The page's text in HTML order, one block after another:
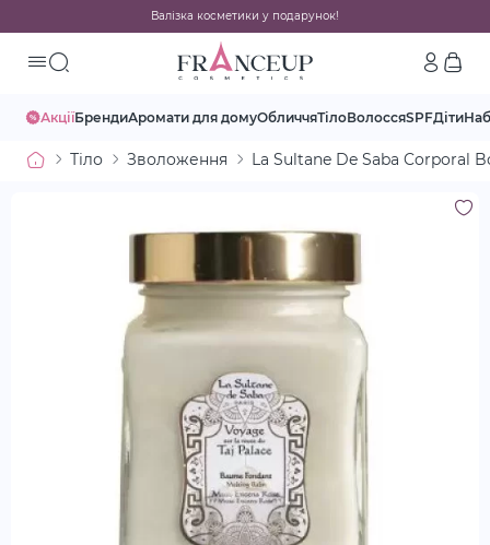
Валізка косметики у подарунок!
АкціїБрендиАромати для домуОбличчяТілоВолоссяSPFДіти
Тіло Зволоження La Sultane De Saba Corporal